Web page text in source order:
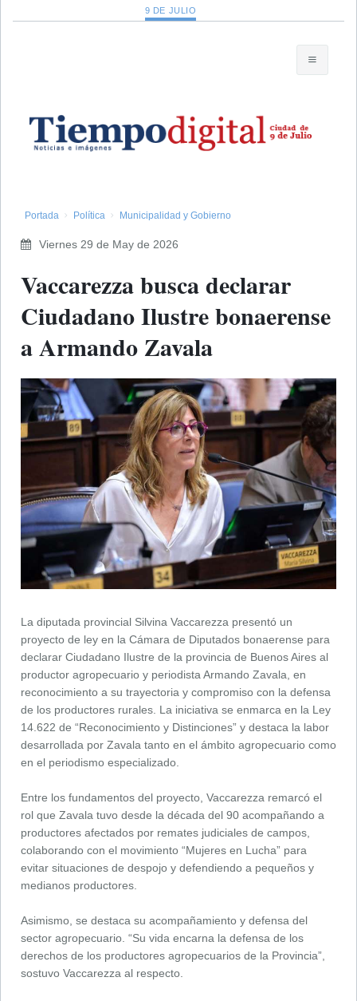
9 DE JULIO
Portada Política Municipalidad y Gobierno
Viernes 29 de May de 2026
Vaccarezza busca declarar
Ciudadano Ilustre bonaerense
a Armando Zavala
La diputada provincial Silvina Vaccarezza presentó un
proyecto de ley en la Cámara de Diputados bonaerense para
declarar Ciudadano Ilustre de la provincia de Buenos Aires al
productor agropecuario y periodista Armando Zavala, en
reconocimiento a su trayectoria y compromiso con la defensa
de los productores rurales. La iniciativa se enmarca en la Ley
14.622 de “Reconocimiento y Distinciones” y destaca la labor
desarrollada por Zavala tanto en el ámbito agropecuario como
en el periodismo especializado.
Entre los fundamentos del proyecto, Vaccarezza remarcó el
rol que Zavala tuvo desde la década del 90 acompañando a
productores afectados por remates judiciales de campos,
colaborando con el movimiento “Mujeres en Lucha” para
evitar situaciones de despojo y defendiendo a pequeños y
medianos productores.
Asimismo, se destaca su acompañamiento y defensa del
sector agropecuario. “Su vida encarna la defensa de los
derechos de los productores agropecuarios de la Provincia”,
sostuvo Vaccarezza al respecto.